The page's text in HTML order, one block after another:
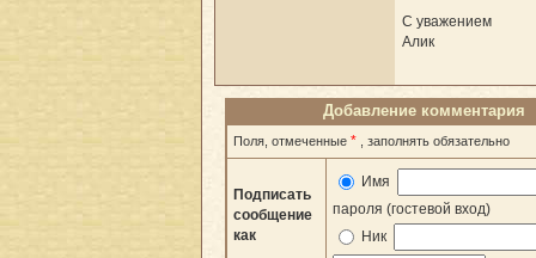
С уважением
Алик
Добавление комментария
Поля, отмеченные * , заполнять обязательно
Подписать
сообщение
как
Имя
пароля (гостевой вход)
Ник